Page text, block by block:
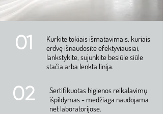
01
Kurkite tokiais išmatavimais, kuriais
erdvę išnaudosite efektyviausiai,
lankstykite, sujunkite besiūle siūle
stačia arba lenkta linija.
02
Sertifikuotas higienos reikalavimų
išpildymas - medžiaga naudojama
net laboratorijose.